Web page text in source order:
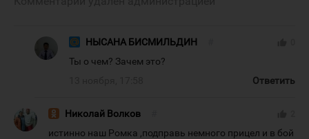
НЫСАНА БИСМИЛЬДИН
Ты о чем? Зачем это?
Ответить
Николай Волков
истинно наш Ромка ,подправь немного прицел и в бой